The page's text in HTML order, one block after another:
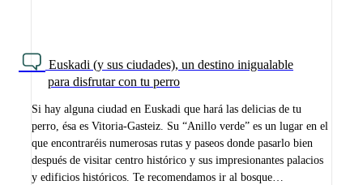
Euskadi (y sus ciudades), un destino inigualable
para disfrutar con tu perro
Si hay alguna ciudad en Euskadi que hará las delicias de tu
perro, ésa es Vitoria-Gasteiz. Su “Anillo verde” es un lugar en el
que encontraréis numerosas rutas y paseos donde pasarlo bien
después de visitar centro histórico y sus impresionantes palacios
y edificios históricos. Te recomendamos ir al bosque…